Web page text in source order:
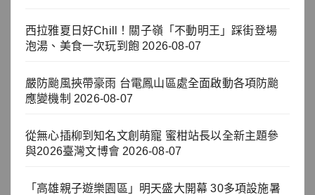
西拉雅夏日好Chill！關子嶺「不動明王」踩街登場
泡湯、美食一次玩到飽 2026-08-07
嚴防颱風挾帶豪雨 台電鳳山區處全面啟動各項防颱
應變機制 2026-08-07
從無心插柳到知名文創萌寵 蜜柑站長以全新主題參
與2026臺灣文博會 2026-08-07
「高雄親子遊樂園區」明天盛大開幕 30多項設施暑